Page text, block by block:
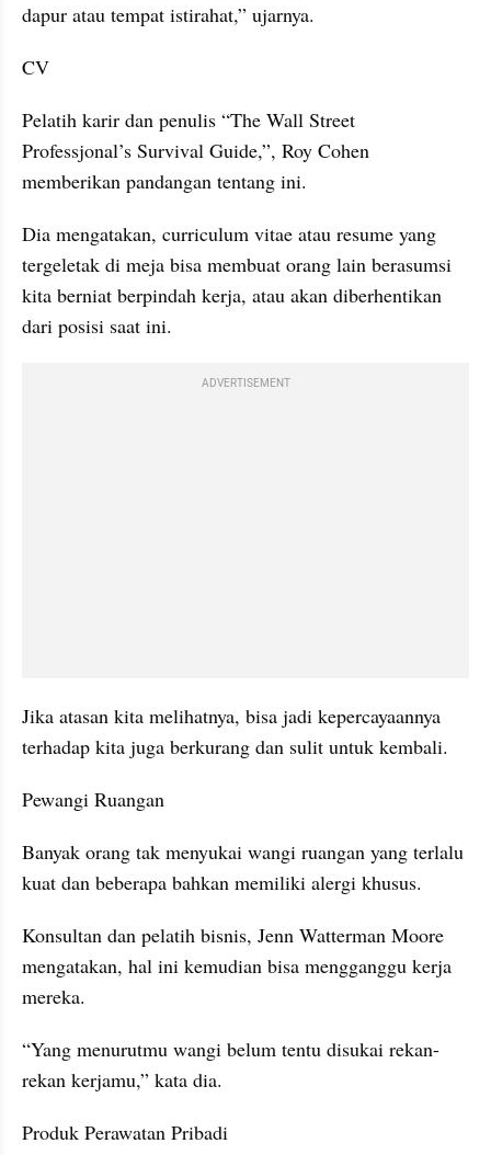
dapur atau tempat istirahat,” ujarnya.
CV
Pelatih karir dan penulis “The Wall Street
Professjonal’s Survival Guide,”, Roy Cohen
memberikan pandangan tentang ini.
Dia mengatakan, curriculum vitae atau resume yang
tergeletak di meja bisa membuat orang lain berasumsi
kita berniat berpindah kerja, atau akan diberhentikan
dari posisi saat ini.
ADVERTISEMENT
Jika atasan kita melihatnya, bisa jadi kepercayaannya
terhadap kita juga berkurang dan sulit untuk kembali.
Pewangi Ruangan
Banyak orang tak menyukai wangi ruangan yang terlalu
kuat dan beberapa bahkan memiliki alergi khusus.
Konsultan dan pelatih bisnis, Jenn Watterman Moore
mengatakan, hal ini kemudian bisa mengganggu kerja
mereka.
“Yang menurutmu wangi belum tentu disukai rekan-
rekan kerjamu,” kata dia.
Produk Perawatan Pribadi